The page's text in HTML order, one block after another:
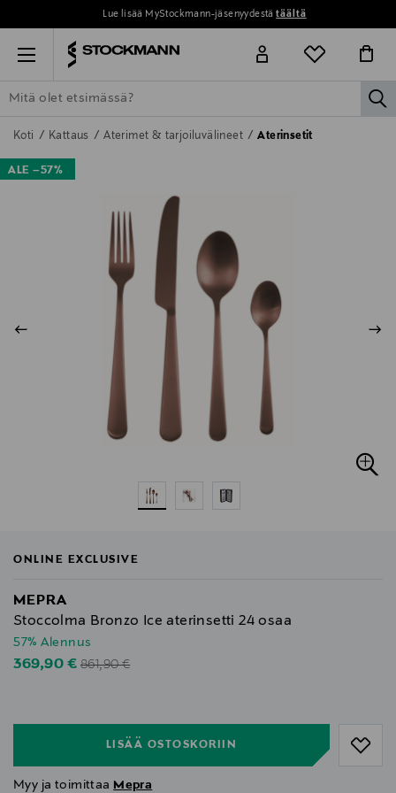
Lue lisää MyStockmann-jäsenyydestätäältä
Menu
ETSI KAIKKI NAISET MIEHET LAPSET KOTI
Koti Kattaus Aterimet & tarjoiluvälineet Aterinsetit
ALE –57%
ONLINE EXCLUSIVE
MEPRA
Stoccolma Bronzo Ice aterinsetti 24 osaa
57% Alennus
Discounted Price
369,90 €Original Price
861,90 €
LISÄÄ OSTOSKORIIN
Myy ja toimittaa Mepra